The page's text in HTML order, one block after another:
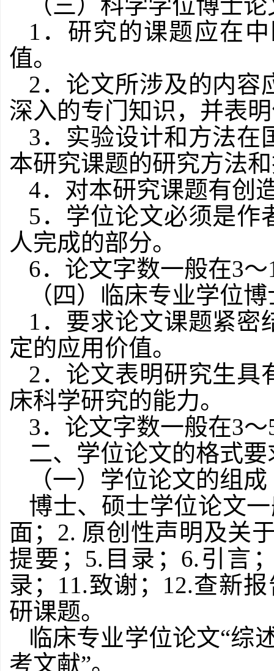
1 ．研究的课题应在
值。
2 ．论文所涉及的内容
深入的专门知识，并表
3 ．实验设计和方法在
本研究课题的研究方法
4．对本研究课题有创
5 ．学位论文必须是作
人完成的部分。
6．论文字数一般在3～
（四）临床专业学位
1 ．要求论文课题紧密
定的应用价值。
2 ．论文表明研究生具
床科学研究的能力。
3．论文字数一般在3～
二、学位论文的格式要
（一）学位论文的组成
博士、硕士学位论文
面； 2. 原创性声明及关
提要； 5. 目录； 6.引言
录； 11.致谢； 12.查新
研课题。
临床专业学位论文“综
考文献”。